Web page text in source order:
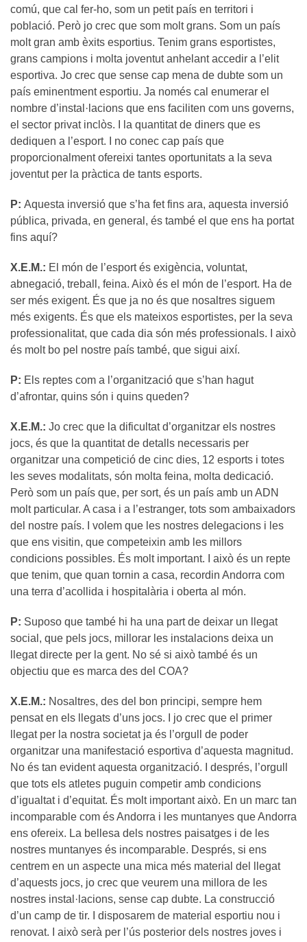
comú, que cal fer-ho, som un petit país en territori i
població. Però jo crec que som molt grans. Som un país
molt gran amb èxits esportius. Tenim grans esportistes,
grans campions i molta joventut anhelant accedir a l’elit
esportiva. Jo crec que sense cap mena de dubte som un
país eminentment esportiu. Ja només cal enumerar el
nombre d’instal·lacions que ens faciliten com uns governs,
el sector privat inclòs. I la quantitat de diners que es
dediquen a l’esport. I no conec cap país que
proporcionalment ofereixi tantes oportunitats a la seva
joventut per la pràctica de tants esports.
P: Aquesta inversió que s’ha fet fins ara, aquesta inversió
pública, privada, en general, és també el que ens ha portat
fins aquí?
X.E.M.: El món de l’esport és exigència, voluntat,
abnegació, treball, feina. Això és el món de l’esport. Ha de
ser més exigent. És que ja no és que nosaltres siguem
més exigents. És que els mateixos esportistes, per la seva
professionalitat, que cada dia són més professionals. I això
és molt bo pel nostre país també, que sigui així.
P: Els reptes com a l’organització que s’han hagut
d’afrontar, quins són i quins queden?
X.E.M.: Jo crec que la dificultat d’organitzar els nostres
jocs, és que la quantitat de detalls necessaris per
organitzar una competició de cinc dies, 12 esports i totes
les seves modalitats, són molta feina, molta dedicació.
Però som un país que, per sort, és un país amb un ADN
molt particular. A casa i a l’estranger, tots som ambaixadors
del nostre país. I volem que les nostres delegacions i les
que ens visitin, que competeixin amb les millors
condicions possibles. És molt important. I això és un repte
que tenim, que quan tornin a casa, recordin Andorra com
una terra d’acollida i hospitalària i oberta al món.
P: Suposo que també hi ha una part de deixar un llegat
social, que pels jocs, millorar les instalacions deixa un
llegat directe per la gent. No sé si això també és un
objectiu que es marca des del COA?
X.E.M.: Nosaltres, des del bon principi, sempre hem
pensat en els llegats d’uns jocs. I jo crec que el primer
llegat per la nostra societat ja és l’orgull de poder
organitzar una manifestació esportiva d’aquesta magnitud.
No és tan evident aquesta organització. I després, l’orgull
que tots els atletes puguin competir amb condicions
d’igualtat i d’equitat. És molt important això. En un marc tan
incomparable com és Andorra i les muntanyes que Andorra
ens ofereix. La bellesa dels nostres paisatges i de les
nostres muntanyes és incomparable. Després, si ens
centrem en un aspecte una mica més material del llegat
d’aquests jocs, jo crec que veurem una millora de les
nostres instal·lacions, sense cap dubte. La construcció
d’un camp de tir. I disposarem de material esportiu nou i
renovat. I això serà per l’ús posterior dels nostres joves i